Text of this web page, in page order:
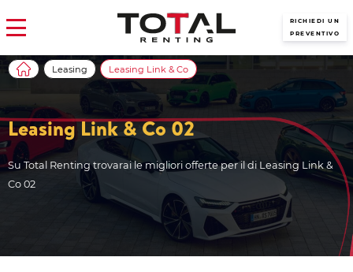
RICHIEDI UN
PREVENTIVO
Leasing Link & Co 02
Su Total Renting trovarai le migliori offerte per il di Leasing Link &
Co 02
Leasing Leasing Link & Co